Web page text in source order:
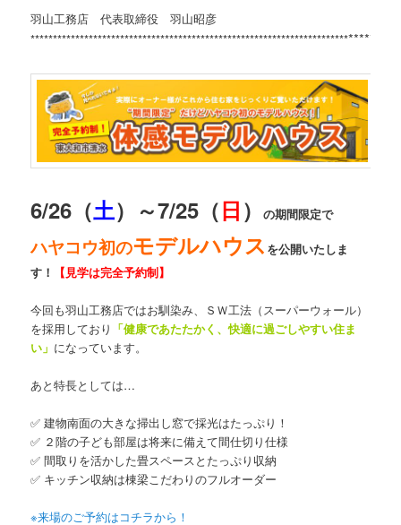
羽山工務店 代表取締役 羽山昭彦
***********************************************************************
6/26（土）～7/25（日）の期間限定で
ハヤコウ初のモデルハウス を公開いたしま
す！
【見学は完全予約制】
今回も羽山工務店ではお馴染み、ＳＷ工法（スーパーウォール）
を採用しており 「健康であたたかく、快適に過ごしやすい住ま
い」 になっています。
あと特長としては…
✅ 建物南面の大きな掃出し窓で採光はたっぷり！
✅ ２階の子ども部屋は将来に備えて間仕切り仕様
✅ 間取りを活かした畳スペースとたっぷり収納
✅ キッチン収納は棟梁こだわりのフルオーダー
※来場のご予約はコチラから！